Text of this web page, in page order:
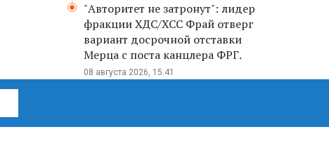
"Авторитет не затронут": лидер
фракции ХДС/ХСС Фрай отверг
вариант досрочной отставки
Мерца с поста канцлера ФРГ.
08 августа 2026, 15:41